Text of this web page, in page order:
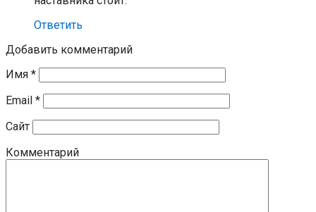
Ответить
Добавить комментарий
Имя *
Email *
Сайт
Комментарий